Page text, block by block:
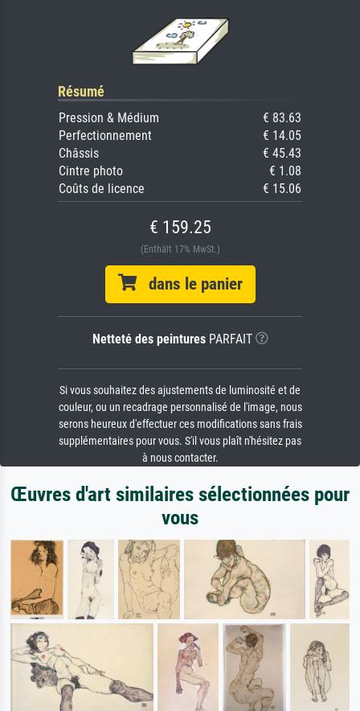
Résumé
Pression & Médium
€ 83.63
Perfectionnement
€ 14.05
Châssis
€ 45.43
Cintre photo
€ 1.08
Coûts de licence
€ 15.06
€ 159.25
(Enthält 17% MwSt.)
dans le panier
Netteté des peinturesPARFAIT
Si vous souhaitez des ajustements de luminosité et de
couleur, ou un recadrage personnalisé de l'image, nous
serons heureux d'effectuer ces modifications sans frais
supplémentaires pour vous. S'il vous plaît n'hésitez pas
à nous contacter.
Œuvres d'art similaires sélectionnées pour
vous